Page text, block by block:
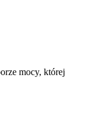
mocy, której